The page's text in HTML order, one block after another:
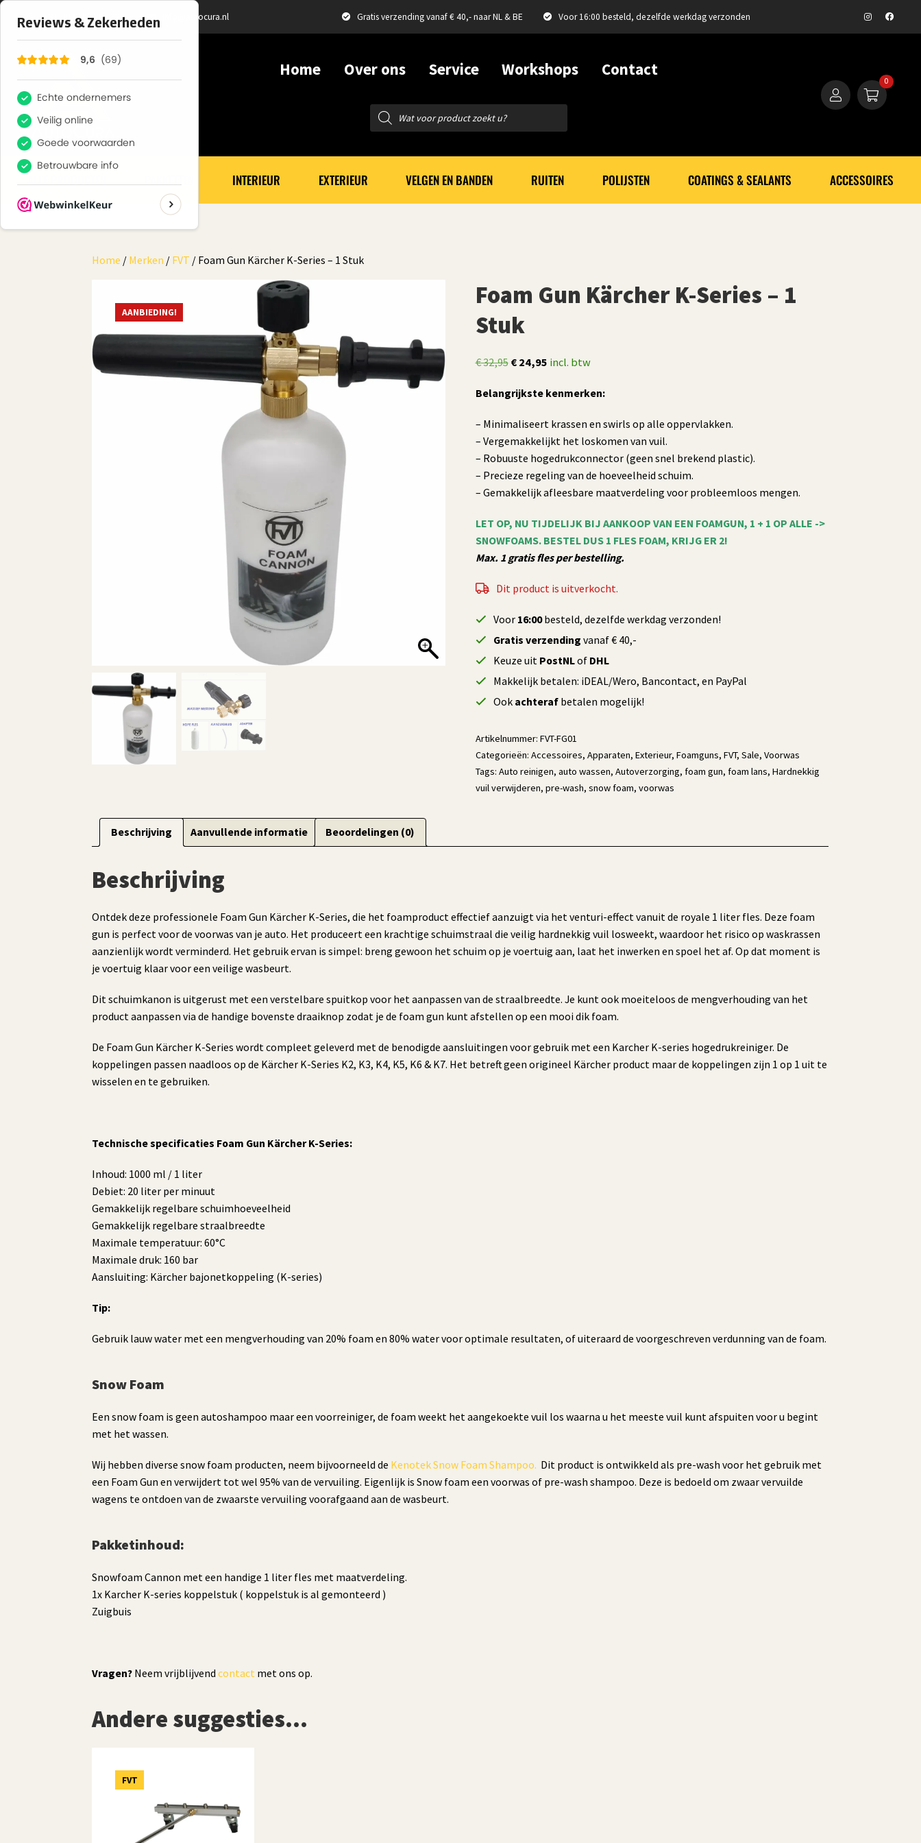
+ 31 (0) 6100 366 32 info@autocura.nl Gratis verzending vanaf € 40,- naar NL & BE Voor 16:00 besteld, dezelfde werkdag verzonden
Home Over ons Service Workshops Contact
Producten
zoeken
0
ALLE PRODUCTEN PAKKETTEN INTERIEUR EXTERIEUR VELGEN EN BANDEN RUITEN POLIJSTEN COATINGS & SEALANTS ACCESSOIRES
Home / Merken / FVT / Foam Gun Kärcher K-Series – 1 Stuk
AANBIEDING!
Foam Gun Kärcher K-Series – 1
Stuk
€32,95 Oorspronkelijke
was:
€24,95Huidige
is:
incl. btw
Belangrijkste kenmerken:
– Minimaliseert krassen en swirls op alle oppervlakken.
– Vergemakkelijkt het loskomen van vuil.
– Robuuste hogedrukconnector (geen snel brekend plastic).
– Precieze regeling van de hoeveelheid schuim.
– Gemakkelijk afleesbare maatverdeling voor probleemloos mengen.
LET OP, NU TIJDELIJK BIJ AANKOOP VAN EEN FOAMGUN, 1 + 1 OP ALLE ->
SNOWFOAMS. BESTEL DUS 1 FLES FOAM, KRIJG ER 2!
Max. 1 gratis fles per bestelling.
Dit product is uitverkocht.
Voor 16:00besteld, dezelfde werkdag verzonden!
Gratis verzending vanaf € 40,-
Keuze uit PostNLof DHL
Makkelijk betalen: iDEAL/Wero, Bancontact, en PayPal
Ook achterafbetalen mogelijk!
Artikelnummer: FVT-FG01
Categorieën: Accessoires, Apparaten, Exterieur, Foamguns, FVT, Sale, Voorwas
Tags: Auto reinigen, auto wassen, Autoverzorging, foam gun, foam lans, Hardnekkig
vuil verwijderen, pre-wash, snow foam, voorwas
Beschrijving Aanvullende informatie Beoordelingen (0)
Beschrijving
Ontdek deze professionele Foam Gun Kärcher K-Series, die het foamproduct effectief aanzuigt via het venturi-effect vanuit de royale 1 liter fles. Deze foam
gun is perfect voor de voorwas van je auto. Het produceert een krachtige schuimstraal die veilig hardnekkig vuil losweekt, waardoor het risico op waskrassen
aanzienlijk wordt verminderd. Het gebruik ervan is simpel: breng gewoon het schuim op je voertuig aan, laat het inwerken en spoel het af. Op dat moment is
je voertuig klaar voor een veilige wasbeurt.
Dit schuimkanon is uitgerust met een verstelbare spuitkop voor het aanpassen van de straalbreedte. Je kunt ook moeiteloos de mengverhouding van het
product aanpassen via de handige bovenste draaiknop zodat je de foam gun kunt afstellen op een mooi dik foam.
De Foam Gun Kärcher K-Series wordt compleet geleverd met de benodigde aansluitingen voor gebruik met een Karcher K-series hogedrukreiniger. De
koppelingen passen naadloos op de Kärcher K-Series K2, K3, K4, K5, K6 & K7. Het betreft geen origineel Kärcher product maar de koppelingen zijn 1 op 1 uit te
wisselen en te gebruiken.
Technische specificaties Foam Gun Kärcher K-Series:
Inhoud: 1000 ml / 1 liter
Debiet: 20 liter per minuut
Gemakkelijk regelbare schuimhoeveelheid
Gemakkelijk regelbare straalbreedte
Maximale temperatuur: 60°C
Maximale druk: 160 bar
Aansluiting: Kärcher bajonetkoppeling (K-series)
Tip:
Gebruik lauw water met een mengverhouding van 20% foam en 80% water voor optimale resultaten, of uiteraard de voorgeschreven verdunning van de foam.
Snow Foam
Een snow foam is geen autoshampoo maar een voorreiniger, de foam weekt het aangekoekte vuil los waarna u het meeste vuil kunt afspuiten voor u begint
met het wassen.
Wij hebben diverse snow foam producten, neem bijvoorneeld de Kenotek Snow Foam Shampoo. Dit product is ontwikkeld als pre-wash voor het gebruik met
een Foam Gun en verwijdert tot wel 95% van de vervuiling. Eigenlijk is Snow foam een voorwas of pre-wash shampoo. Deze is bedoeld om zwaar vervuilde
wagens te ontdoen van de zwaarste vervuiling voorafgaand aan de wasbeurt.
Pakketinhoud:
Snowfoam Cannon met een handige 1 liter fles met maatverdeling.
1x Karcher K-series koppelstuk ( koppelstuk is al gemonteerd )
Zuigbuis
Vragen? Neem vrijblijvendcontact met ons op.
Andere suggesties…
FVT